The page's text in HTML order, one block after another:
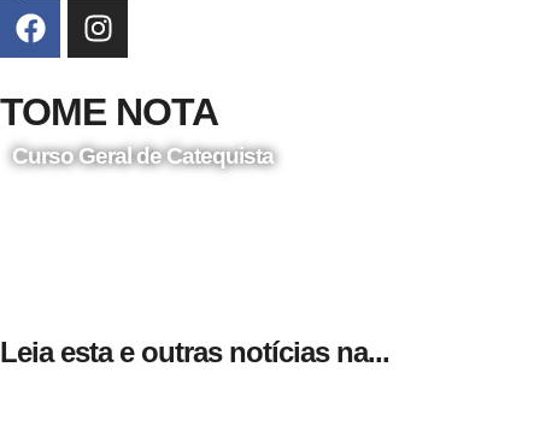
TOME NOTA
Curso Geral de Catequista
Leia esta e outras notícias na...